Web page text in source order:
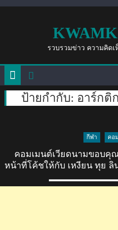
รวบรวมข่าว ความคิด
ป้ายกำกับ: อาร์กติ
กีฬา คอ
คอมเมนต์เวียดนามขอบคุ
หน้าที่โค้ชให้กับ เหงียน ทุย